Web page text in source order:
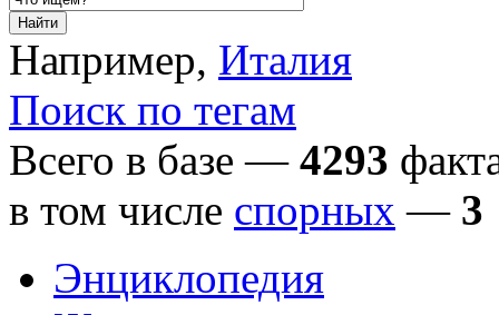
Например, Италия
Поиск по тегам
Всего в базе — 4293
в том числе спорных — 3
Энциклопедия